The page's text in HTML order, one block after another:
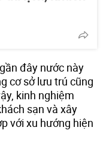
đây nước này
cơ sở lưu trú cũng
kinh nghiệm
sạn và xây
với xu hướng hiện